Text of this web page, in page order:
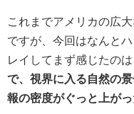
これまでアメリカの広
ですが、今回はなんと
レイしてまず感じたのは
で、視界に入る自然の
報の密度がぐっと上がっ